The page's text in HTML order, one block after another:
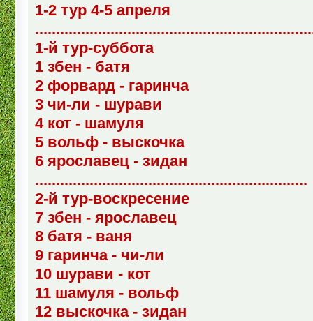
1-2 тур 4-5 апреля
1-й тур-суббота
1 збен - батя
2 форвард - гаринча
3 чи-ли - шурави
4 кот - шамуля
5 вольф - выскочка
6 ярославец - зидан
.................................................................
2-й тур-воскресение
7 збен - ярославец
8 батя - ваня
9 гаринча - чи-ли
10 шурави - кот
11 шамуля - вольф
12 выскочка - зидан